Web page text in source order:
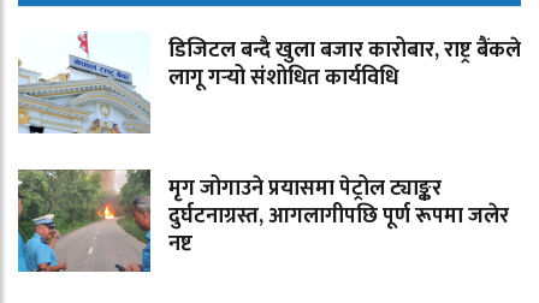
डिजिटल बन्दै खुला बजार कारोबार, राष्ट्र बैंकले
लागू गर्‍यो संशोधित कार्यविधि
मृग जोगाउने प्रयासमा पेट्रोल ट्याङ्कर
दुर्घटनाग्रस्त, आगलागीपछि पूर्ण रूपमा जलेर
नष्ट